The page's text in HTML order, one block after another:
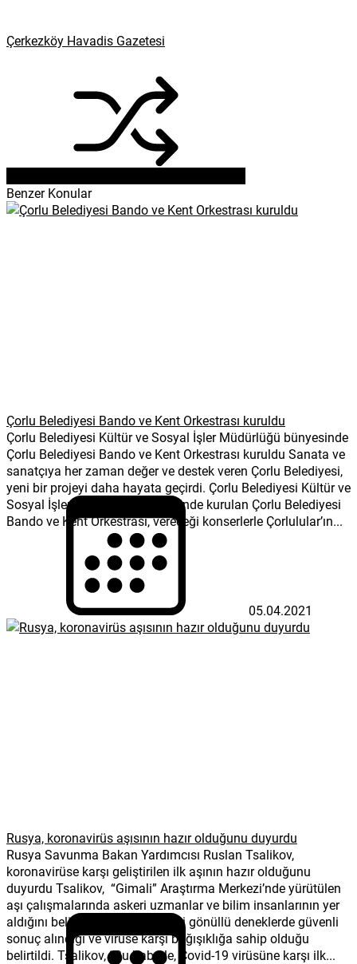
Çerkezköy Havadis Gazetesi
Benzer Konular
Çorlu Belediyesi Bando ve Kent Orkestrası kuruldu
Çorlu Belediyesi Kültür ve Sosyal İşler Müdürlüğü bünyesinde
Çorlu Belediyesi Bando ve Kent Orkestrası kuruldu Sanata ve
sanatçıya her zaman değer ve destek veren Çorlu Belediyesi,
yeni bir projeyi daha hayata geçirdi. Çorlu Belediyesi Kültür ve
Sosyal İşler Müdürlüğü bünyesinde kurulan Çorlu Belediyesi
Bando ve Kent Orkestrası, vereceği konserlerle Çorlulular’ın...
05.04.2021
Rusya, koronavirüs aşısının hazır olduğunu duyurdu
Rusya Savunma Bakan Yardımcısı Ruslan Tsalikov,
koronavirüse karşı geliştirilen ilk aşının hazır olduğunu
duyurdu Tsalikov, “Gimali” Araştırma Merkezi’nde yürütülen
aşı çalışmalarında askeri uzmanlar ve bilim insanlarının yer
aldığını belirtti. Aşının denendiği gönüllü deneklerde güvenli
sonuç alındığı ve virüse karşı bağışıklığa sahip olduğu
belirtildi. Tsalikov, “Bu haberle, Covid-19 virüsüne karşı ilk...